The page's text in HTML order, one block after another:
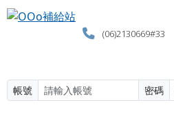
跳至主內容區
OOo補給站
(06)2130669#33
帳號
密碼